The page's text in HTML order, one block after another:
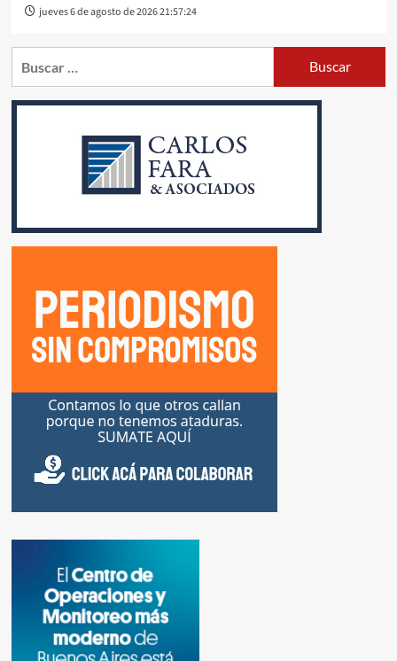
jueves 6 de agosto de 2026 21:57:24